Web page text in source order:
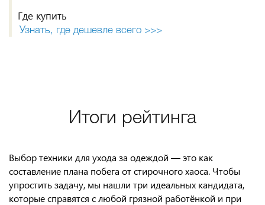
Где купить
Узнать, где дешевле всего >>>
Итоги рейтинга
Выбор техники для ухода за одеждой — это как
составление плана побега от стирочного хаоса. Чтобы
упростить задачу, мы нашли три идеальных кандидата,
которые справятся с любой грязной работёнкой и при